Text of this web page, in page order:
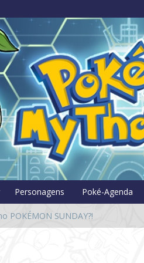
Personagens Poké-Agenda
POKÉMON SUNDAY?!